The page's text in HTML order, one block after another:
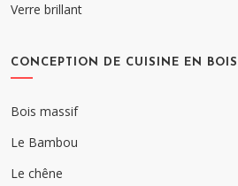
Verre brillant
CONCEPTION DE CUISINE EN BOIS
Bois massif
Le Bambou
Le chêne